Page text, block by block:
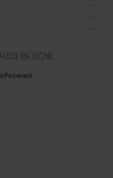
EN LIGNE
Pinterest